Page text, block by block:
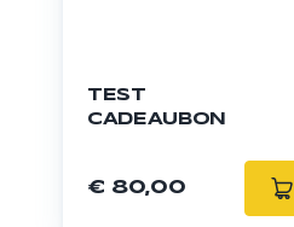
TEST
CADEAUBON
€ 80,00